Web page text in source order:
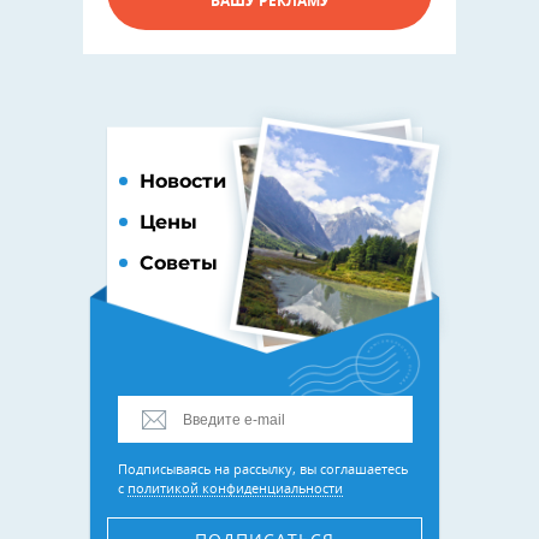
Новости
Цены
Советы
Подписываясь на рассылку, вы соглашаетесь
с политикой конфиденциальности